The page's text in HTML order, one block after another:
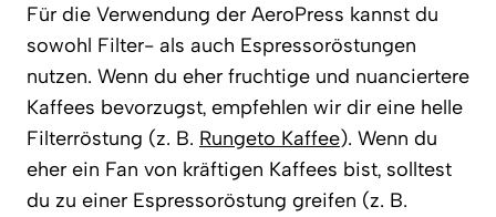
Für die Verwendung der AeroPress kannst du
sowohl Filter- als auch Espressoröstungen
nutzen. Wenn du eher fruchtige und nuanciertere
Kaffees bevorzugst, empfehlen wir dir eine helle
Filterröstung (z. B. Rungeto Kaffee). Wenn du
eher ein Fan von kräftigen Kaffees bist, solltest
du zu einer Espressoröstung greifen (z. B.